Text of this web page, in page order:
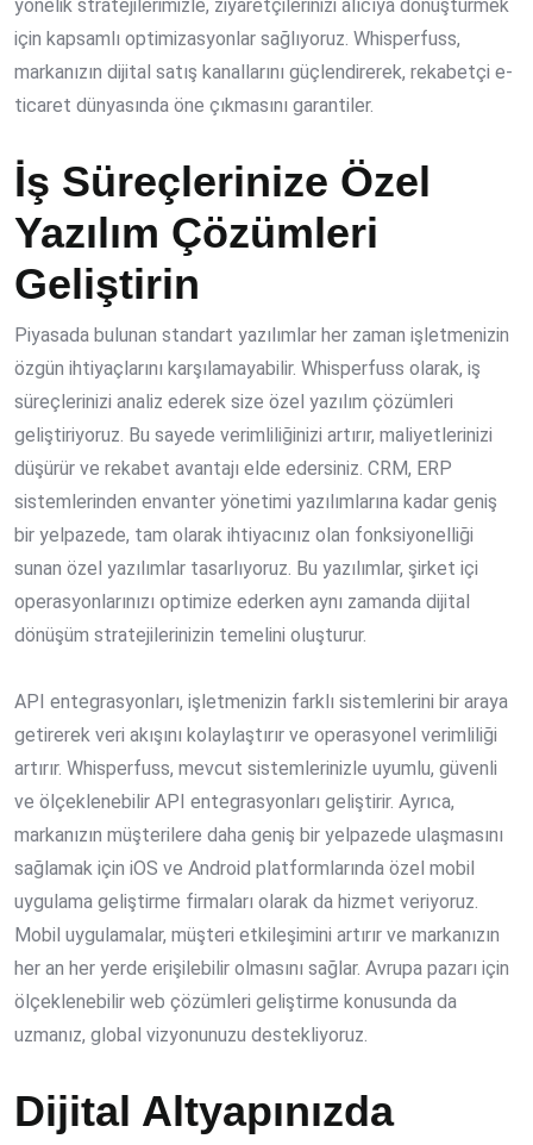
yönelik stratejilerimizle, ziyaretçilerinizi alıcıya dönüştürmek
için kapsamlı optimizasyonlar sağlıyoruz. Whisperfuss,
markanızın dijital satış kanallarını güçlendirerek, rekabetçi e-
ticaret dünyasında öne çıkmasını garantiler.
İş Süreçlerinize Özel
Yazılım Çözümleri
Geliştirin
Piyasada bulunan standart yazılımlar her zaman işletmenizin
özgün ihtiyaçlarını karşılamayabilir. Whisperfuss olarak, iş
süreçlerinizi analiz ederek size özel yazılım çözümleri
geliştiriyoruz. Bu sayede verimliliğinizi artırır, maliyetlerinizi
düşürür ve rekabet avantajı elde edersiniz. CRM, ERP
sistemlerinden envanter yönetimi yazılımlarına kadar geniş
bir yelpazede, tam olarak ihtiyacınız olan fonksiyonelliği
sunan özel yazılımlar tasarlıyoruz. Bu yazılımlar, şirket içi
operasyonlarınızı optimize ederken aynı zamanda dijital
dönüşüm stratejilerinizin temelini oluşturur.
API entegrasyonları, işletmenizin farklı sistemlerini bir araya
getirerek veri akışını kolaylaştırır ve operasyonel verimliliği
artırır. Whisperfuss, mevcut sistemlerinizle uyumlu, güvenli
ve ölçeklenebilir API entegrasyonları geliştirir. Ayrıca,
markanızın müşterilere daha geniş bir yelpazede ulaşmasını
sağlamak için iOS ve Android platformlarında özel mobil
uygulama geliştirme firmaları olarak da hizmet veriyoruz.
Mobil uygulamalar, müşteri etkileşimini artırır ve markanızın
her an her yerde erişilebilir olmasını sağlar. Avrupa pazarı için
ölçeklenebilir web çözümleri geliştirme konusunda da
uzmanız, global vizyonunuzu destekliyoruz.
Dijital Altyapınızda